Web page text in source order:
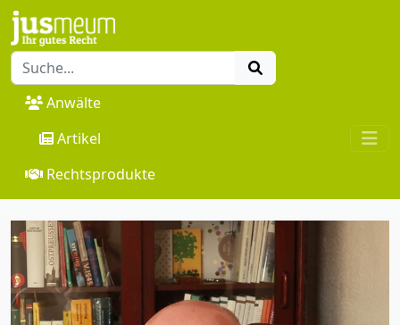
Anwälte
Artikel
Rechtsprodukte